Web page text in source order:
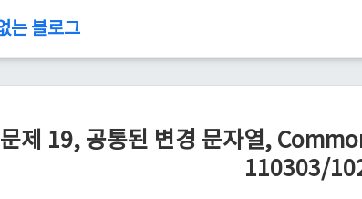
는 블로그
문제 19, 공통된 변경 문자열,
110303/